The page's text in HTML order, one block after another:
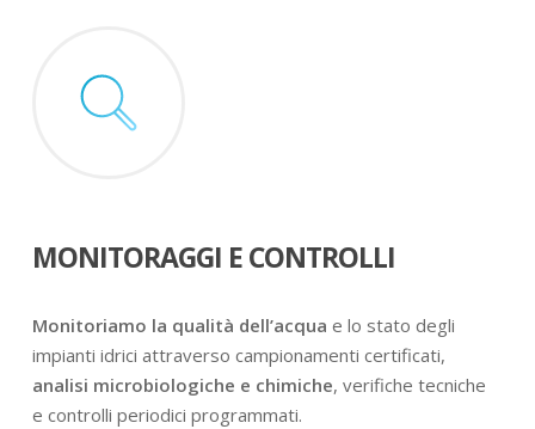
MONITORAGGI E CONTROLLI
Monitoriamo la qualità dell’acqua e lo stato degli
impianti idrici attraverso campionamenti certificati,
analisi microbiologiche e chimiche, verifiche tecniche
e controlli periodici programmati.